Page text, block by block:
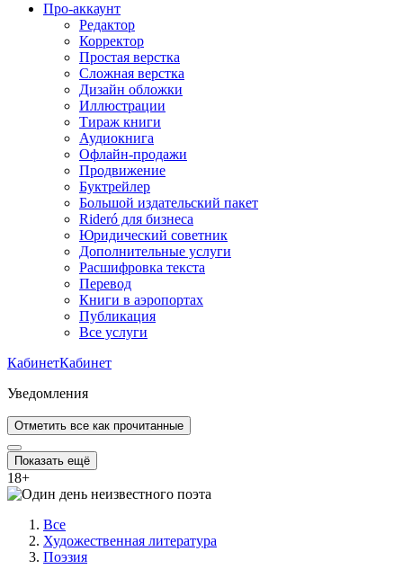
Про-аккаунт
Редактор
Корректор
Простая верстка
Сложная верстка
Дизайн обложки
Иллюстрации
Тираж книги
Аудиокнига
Офлайн-продажи
Продвижение
Буктрейлер
Большой издательский пакет
Rideró для бизнеса
Юридический советник
Дополнительные услуги
Расшифровка текста
Перевод
Книги в аэропортах
Публикация
Все услуги
КабинетКабинет
Уведомления
Отметить все как прочитанные
Показать ещё
18+
Все
Художественная литература
Поэзия